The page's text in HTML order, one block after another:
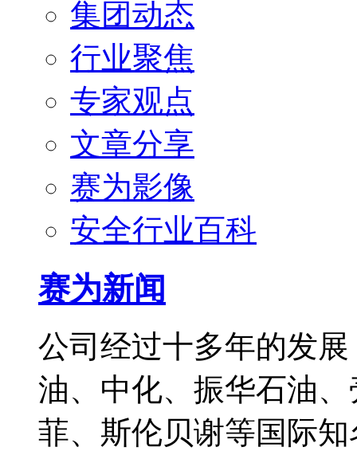
集团动态
行业聚焦
专家观点
文章分享
赛为影像
安全行业百科
赛为新闻
公司经过十多年的发
油、中化、振华石油
菲、斯伦贝谢等国际